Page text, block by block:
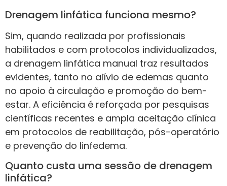
Drenagem linfática funciona mesmo?
Sim, quando realizada por profissionais
habilitados e com protocolos individualizados,
a drenagem linfática manual traz resultados
evidentes, tanto no alívio de edemas quanto
no apoio à circulação e promoção do bem-
estar. A eficiência é reforçada por pesquisas
científicas recentes e ampla aceitação clínica
em protocolos de reabilitação, pós-operatório
e prevenção do linfedema.
Quanto custa uma sessão de drenagem
linfática?